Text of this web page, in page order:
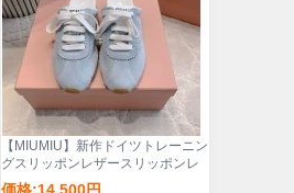
【MIUMIU】新作ドイツトレーニン
グスリッポンレザースリッポンレ
ディース